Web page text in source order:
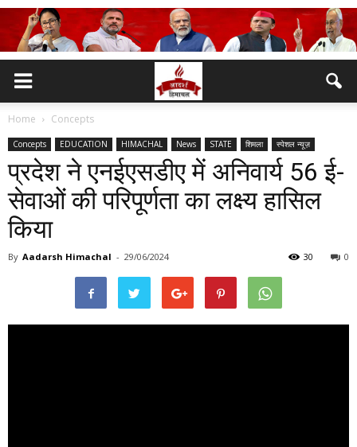
Home Concepts
Concepts EDUCATION HIMACHAL News STATE शिमला स्पेशल न्यूज़
प्रदेश ने एनईएसडीए में अनिवार्य 56 ई-
सेवाओं की परिपूर्णता का लक्ष्य हासिल
किया
By Aadarsh Himachal - 29/06/2024 0
30